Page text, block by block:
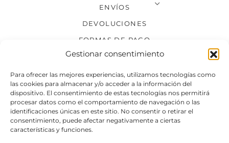
Gestionar consentimiento
Para ofrecer las mejores experiencias, utilizamos tecnologías como
las cookies para almacenar y/o acceder a la información del
dispositivo. El consentimiento de estas tecnologías nos permitirá
procesar datos como el comportamiento de navegación o las
identificaciones únicas en este sitio. No consentir o retirar el
consentimiento, puede afectar negativamente a ciertas
características y funciones.
ENVÍOS
DEVOLUCIONES
FORMAS DE PAGO
SÍGUENOS